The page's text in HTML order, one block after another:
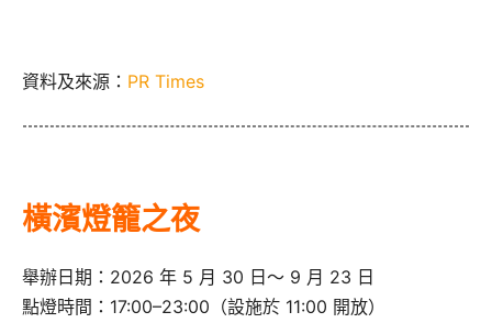
資料及來源： PR Times
橫濱燈籠之夜
舉辦日期：2026 年 5 月 30 日～ 9 月 23 日
點燈時間：17:00–23:00（設施於 11:00 開放）